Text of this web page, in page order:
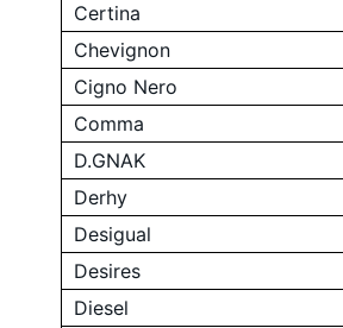
Certina
Chevignon
Cigno Nero
Comma
D.GNAK
Derhy
Desigual
Desires
Diesel